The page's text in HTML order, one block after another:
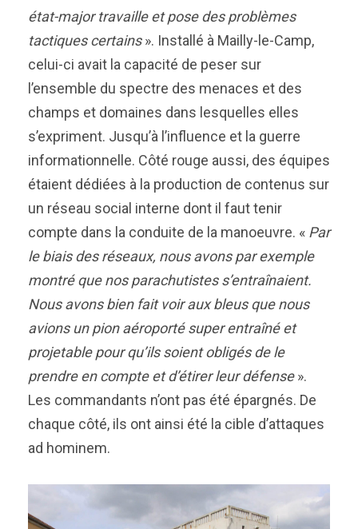
état-major travaille et pose des problèmes
tactiques certains». Installé à Mailly-le-Camp,
celui-ci avait la capacité de peser sur
l’ensemble du spectre des menaces et des
champs et domaines dans lesquelles elles
s’expriment. Jusqu’à l’influence et la guerre
informationnelle. Côté rouge aussi, des équipes
étaient dédiées à la production de contenus sur
un réseau social interne dont il faut tenir
compte dans la conduite de la manoeuvre. « Par
le biais des réseaux, nous avons par exemple
montré que nos parachutistes s’entraînaient.
Nous avons bien fait voir aux bleus que nous
avions un pion aéroporté super entraîné et
projetable pour qu’ils soient obligés de le
prendre en compte et d’étirer leur défense».
Les commandants n’ont pas été épargnés. De
chaque côté, ils ont ainsi été la cible d’attaques
ad hominem.